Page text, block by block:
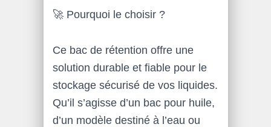
🚀 Pourquoi le choisir ?
Ce bac de rétention offre une
solution durable et fiable pour le
stockage sécurisé de vos liquides.
Qu’il s’agisse d’un bac pour huile,
d’un modèle destiné à l’eau ou